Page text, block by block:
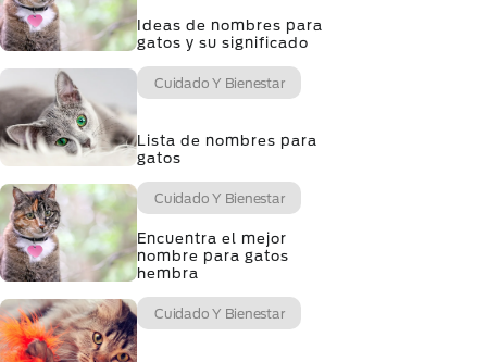
Ideas de nombres para
gatos y su significado
Cuidado Y Bienestar
Lista de nombres para
gatos
Cuidado Y Bienestar
Encuentra el mejor
nombre para gatos
hembra
Cuidado Y Bienestar